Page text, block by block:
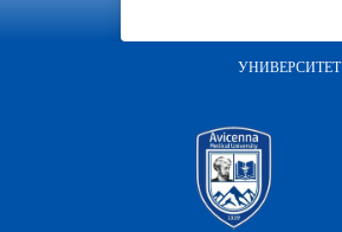
УНИВЕРСИТЕТ